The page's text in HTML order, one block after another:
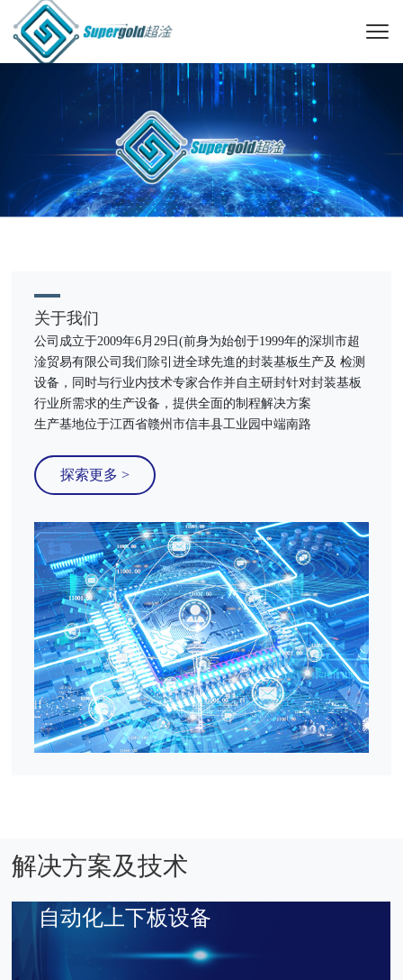
关于我们
公司成立于2009年6月29日(前身为始创于1999年的深圳市超
淦贸易有限公司我们除引进全球先進的封装基板生产及 检测
设备，同时与行业内技术专家合作并自主研封针对封装基板
行业所需求的生产设备，提供全面的制程解决方案
生产基地位于江西省赣州市信丰县工业园中端南路
探索更多 >
解决方案及技术
自动化上下板设备